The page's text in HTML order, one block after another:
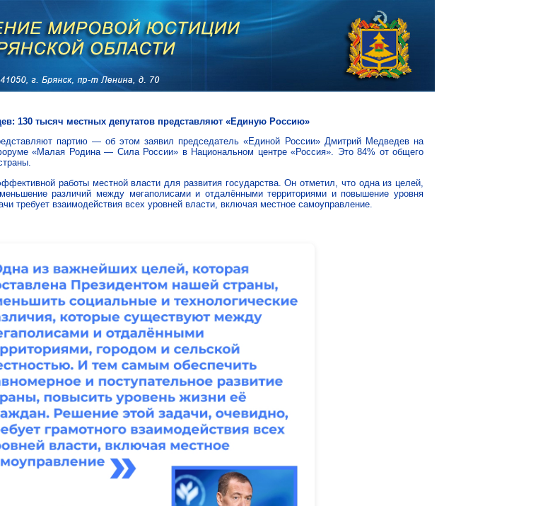
130 тысяч местных депутатов представляют «Единую Россию»
партию — об этом заявил председатель «Единой России» Дмитрий Медведев на
«Малая Родина — Сила России» в Национальном центре «Россия». Это 84% от общего
работы местной власти для развития государства. Он отметил, что одна из целей,
различий между мегаполисами и отдалёнными территориями и повышение уровня
требует взаимодействия всех уровней власти, включая местное самоуправление.